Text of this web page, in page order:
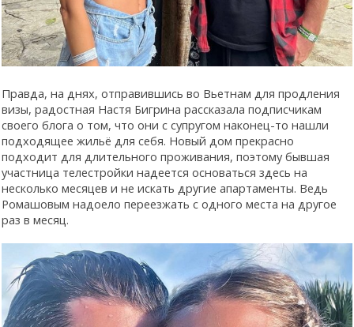
Правда, на днях, отправившись во Вьетнам для продления
визы, радостная Настя Бигрина рассказала подписчикам
своего блога о том, что они с супругом наконец-то нашли
подходящее жильё для себя. Новый дом прекрасно
подходит для длительного проживания, поэтому бывшая
участница телестройки надеется основаться здесь на
несколько месяцев и не искать другие апартаменты. Ведь
Ромашовым надоело переезжать с одного места на другое
раз в месяц.